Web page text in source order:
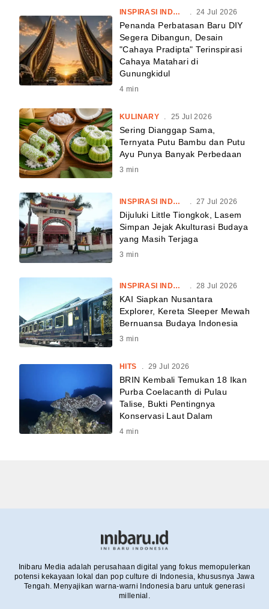
INSPIRASI INDONESIA . 24 Jul 2026
Penanda Perbatasan Baru DIY
Segera Dibangun, Desain
"Cahaya Pradipta" Terinspirasi
Cahaya Matahari di
Gunungkidul
4 min
KULINARY . 25 Jul 2026
Sering Dianggap Sama,
Ternyata Putu Bambu dan Putu
Ayu Punya Banyak Perbedaan
3 min
INSPIRASI INDONESIA 27 Jul 2026
Dijuluki Little Tiongkok, Lasem
Simpan Jejak Akulturasi Budaya
yang Masih Terjaga
3 min
INSPIRASI INDONESIA 28 Jul 2026
KAI Siapkan Nusantara
Explorer, Kereta Sleeper Mewah
Bernuansa Budaya Indonesia
3 min
HITS . 29 Jul 2026
BRIN Kembali Temukan 18 Ikan
Purba Coelacanth di Pulau
Talise, Bukti Pentingnya
Konservasi Laut Dalam
4 min
Inibaru Media adalah perusahaan digital yang fokus memopulerkan
potensi kekayaan lokal dan pop culture di Indonesia, khususnya Jawa
Tengah. Menyajikan warna-warni Indonesia baru untuk generasi
millenial.